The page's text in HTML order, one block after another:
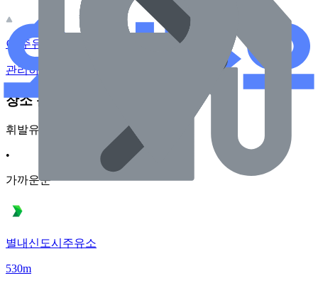
이 주유소의 사장님이신가요?
관리하기
장소 근처 주유소
휘발유
•
가까운순
별내신도시주유소
530m